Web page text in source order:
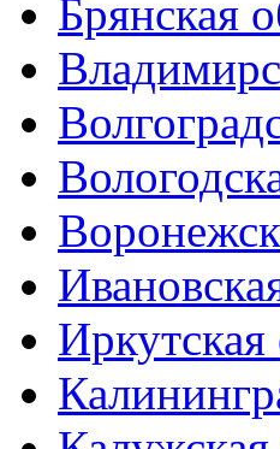
Брянская
Иркутская